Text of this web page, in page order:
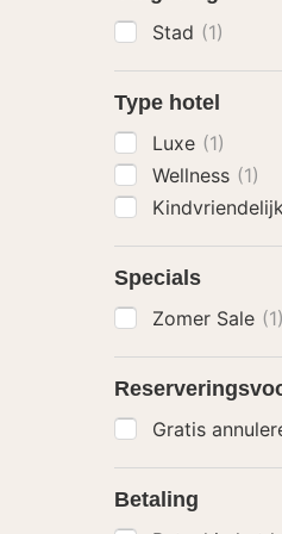
Stad (1)
Type hotel
Luxe (1)
Wellness (1)
Specials
Zomer Sale (1)
Gratis
Betaling